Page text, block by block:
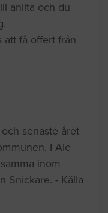
anlita och du
att få offert från
senaste året
I Ale
inom
Snickare. - Källa